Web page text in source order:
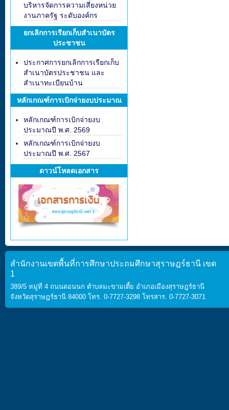
บริหารจัดการความเสี่ยงหน่วย
งานภาครัฐ ระดับองค์กร
ยกเลิกการเรียกเก็บสำเนาบัตร
ประชาชน
ประกาศการยกเลิกการเรียกเก็บ
สำเนาบัตรประชาชน และ
สำเนาทะเบียนบ้าน
หลักเกณฑ์การเบิกจ่ายงบประมาณ
หลักเกณฑ์การเบิกจ่ายงบ
ประมาณปี พ.ศ. 2569
หลักเกณฑ์การเบิกจ่ายงบ
ประมาณปี พ.ศ. 2567
ดาวน์โหลดเอกสาร
สำนักงานเขตพื้นที่การศึกษาประถมศึกษาสุราษฎร์ธานี เขต
1
389/5 หมู่ที่ 4 ถนนดอนนก ตำบลมะขามเตี้ย อำเภอเมืองสุราษฎร์ธานี
จังหวัดสุราษฎร์ธานี 84000 โทร. 0-7727-3298 โทรสาร. 0-7727-3071